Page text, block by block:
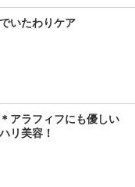
いたわりケア
アラフィフにも優しい
リ美容！